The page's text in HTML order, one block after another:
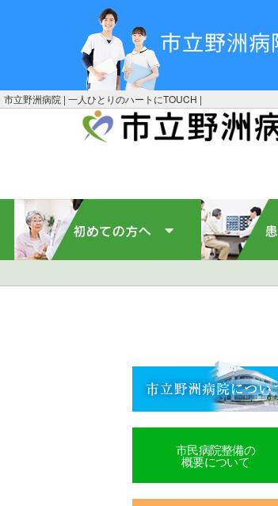
市立野洲病
市立野洲病院 | 一人ひとりのハートにTOUCH |
市民病院整備の
概要について